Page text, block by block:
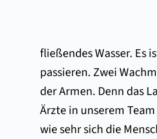
fließendes Wasser. Es
passieren. Zwei
der Armen. Denn das
Ärzte in unserem
wie sehr sich die